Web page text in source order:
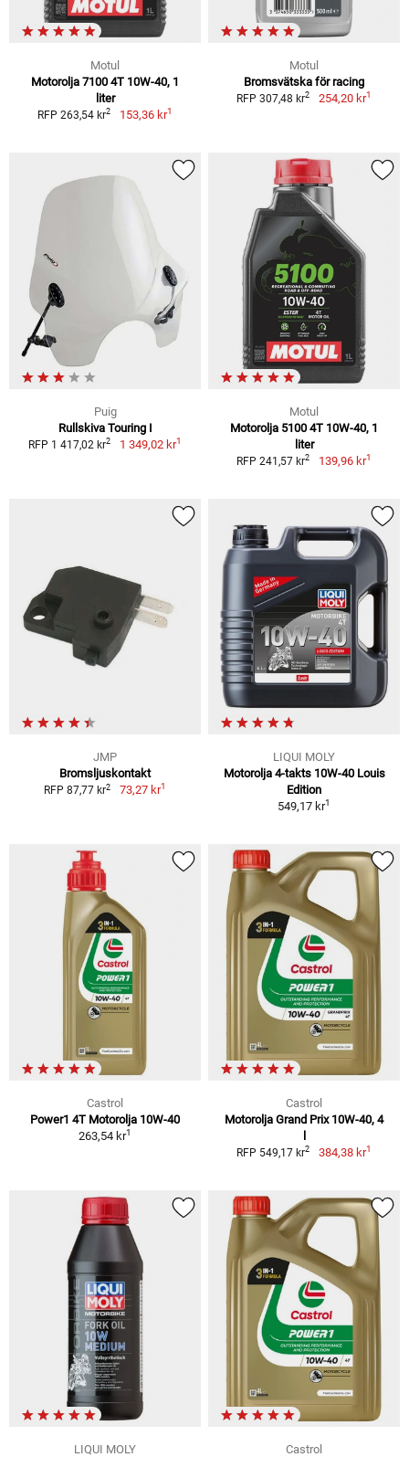
Motul
Motorolja 7100 4T 10W-40, 1
liter
RFP 263,54 kr2 153,36 kr1
Motul
Bromsvätska för racing
RFP 307,48 kr2 254,20 kr1
Puig
Rullskiva Touring I
RFP 1 417,02 kr2 1 349,02 kr1
Motul
Motorolja 5100 4T 10W-40, 1
liter
RFP 241,57 kr2 139,96 kr1
JMP
Bromsljuskontakt
RFP 87,77 kr2 73,27 kr1
LIQUI MOLY
Motorolja 4-takts 10W-40 Louis
Edition
549,17 kr1
Castrol
Power1 4T Motorolja 10W-40
263,54 kr1
Castrol
Motorolja Grand Prix 10W-40, 4
RFP 549,17 kr2 384,38 kr1
LIQUI MOLY
Castrol